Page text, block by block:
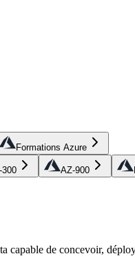
Formations Azure
300 AZ-900
capable de concevoir,